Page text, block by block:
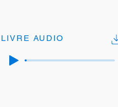
LIVRE AUDIO